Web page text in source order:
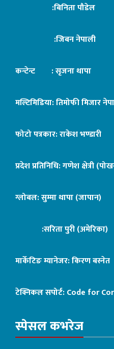
:बिनिता पौडेल
:जिबन नेपाली
कन्टेन्ट : सृजना थापा
मल्टिमिडिया: तिमोफी मिजार
फोटो पत्रकार: राकेश भण्डारी
प्रदेश प्रतिनिधि: गणेश क्षेत्री
ग्लोबल: सुम्मा थापा (जापान)
:सरिता पुरी (अमेरिका)
मार्केटिङ म्यानेजर: किरण बस्नेत
टेक्निकल सपोर्ट:Code for
स्पेसल कभरेज